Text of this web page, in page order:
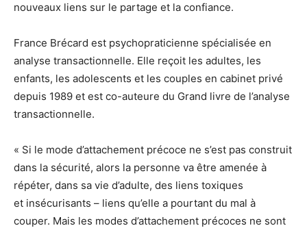
nouveaux liens sur le partage et la confiance.
France Brécard est psychopraticienne spécialisée en
analyse transactionnelle. Elle reçoit les adultes, les
enfants, les adolescents et les couples en cabinet privé
depuis 1989 et est co-auteure du Grand livre de l’analyse
transactionnelle.
« Si le mode d’attachement précoce ne s’est pas construit
dans la sécurité, alors la personne va être amenée à
répéter, dans sa vie d’adulte, des liens toxiques
et insécurisants – liens qu’elle a pourtant du mal à
couper. Mais les modes d’attachement précoces ne sont